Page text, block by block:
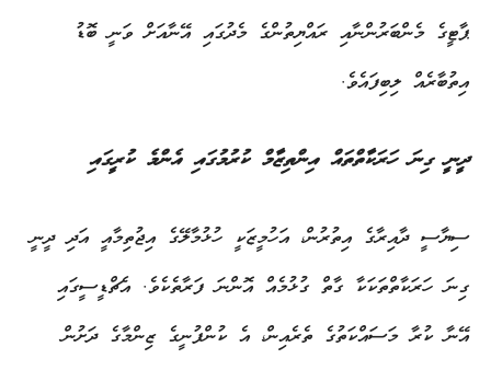
ޕާޓީގެ މެންބަރުންނާއި ރައްޔިތުންގެ މެދުގައި އޭނާއަށް ވަނީ ބޮޑު
އިތުބާރެއް ލިބިފައެވެ.
ދީނީ ގިނަ ހަރަކާތްތައް އިންތިޒާމް ކުރުމުގައި އެންމެ ކުރީގައި
ސިޔާސީ ދާއިރާގެ އިތުރުން، އަހުމީޒަކީ ހުޅުމާލޭގެ އިޖުތިމާއީ އަދި ދީނީ
ގިނަ ހަރަކާތްތަކަކާ ގާތް ގުޅުމެއް އޮންނަ ފަރާތެކެވެ. އެޗްޑީސީގައި
އޭނާ ކުރާ މަސައްކަތުގެ ތެރެއިން، އެ ކުންފުނީގެ ޒިންމާގެ ދަށުން